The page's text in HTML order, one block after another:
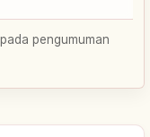
pengumuman